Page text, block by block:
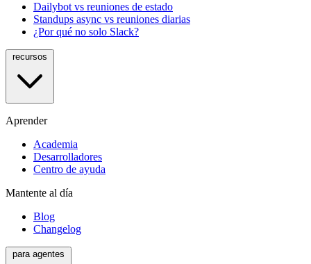
Dailybot vs reuniones de estado
Standups async vs reuniones diarias
¿Por qué no solo Slack?
Aprender
Academia
Desarrolladores
Centro de ayuda
Mantente al día
Blog
Changelog